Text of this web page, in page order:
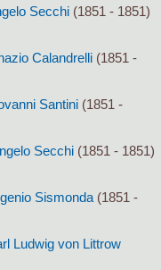
Secchi (1851 - 1851)
Calandrelli (1851 -
Santini (1851 -
Secchi (1851 - 1851)
Sismonda (1851 -
Ludwig von Littrow